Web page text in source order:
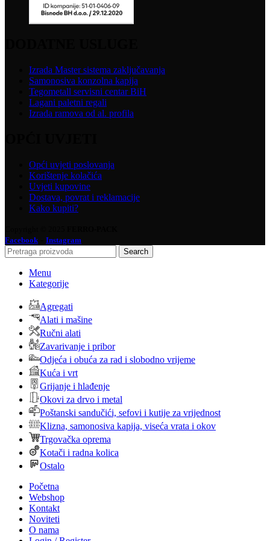
Izrada Master sistema zaključavanja
Samonosiva konzolna kapija
Tegometall servisni centar BiH
Lagani paletni regali
Izrada ramova od al. profila
Opći uvjeti poslovanja
Korištenje kolačića
Uvjeti kupovine
Dostava, povrat i reklamacije
Kako kupiti?
Facebook
Instagram
Search
Menu
Kategorije
Agregati
Alati i mašine
Ručni alati
Zavarivanje i pribor
Odjeća i obuća za rad i slobodno vrijeme
Kuća i vrt
Grijanje i hlađenje
Okovi za drvo i metal
Poštanski sandučići, sefovi i kutije za vrijednost
Klizna, samonosiva kapija, viseća vrata i okov
Trgovačka oprema
Kotači i radna kolica
Ostalo
Početna
Webshop
Kontakt
Noviteti
O nama